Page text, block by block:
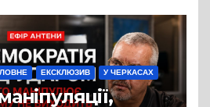
ЕКСКЛЮЗИВ У ЧЕРКАСАХ